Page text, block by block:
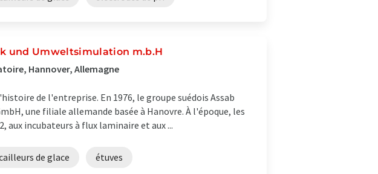
und Umweltsimulation m.b.H
Hannover, Allemagne
de l'entreprise. En 1976, le groupe suédois Assab
une filiale allemande basée à Hanovre. À l'époque, les
aux incubateurs à flux laminaire et aux ...
de glace étuves